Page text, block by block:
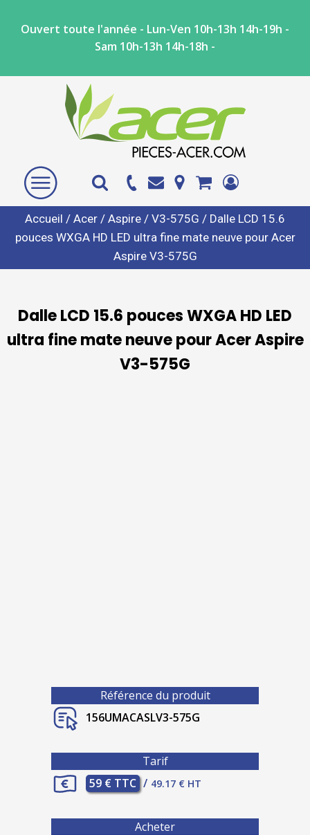
Ouvert toute l'année - Lun-Ven 10h-13h 14h-19h -
Sam 10h-13h 14h-18h -
Accueil / Acer / Aspire / V3-575G / Dalle LCD 15.6
pouces WXGA HD LED ultra fine mate neuve pour Acer
Aspire V3-575G
Dalle LCD 15.6 pouces WXGA HD LED
ultra fine mate neuve pour Acer Aspire
V3-575G
Référence du produit
156UMACASLV3-575G
Tarif
59 € TTC / 49.17 € HT
Acheter